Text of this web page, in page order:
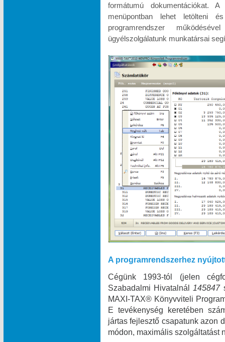
formátumú dokumentációkat.
menüpontban lehet letölteni
programrendszer
ügyélszolgálatunk munkatársai
A programrendszerhez
Cégünk 1993-tól (jelen
Szabadalmi Hivatalnál 145847
MAXI‑TAX® Könyvviteli
E tevékenység keretében
jártas fejlesztő csapatunk azon
módon, maximális szolgáltatást